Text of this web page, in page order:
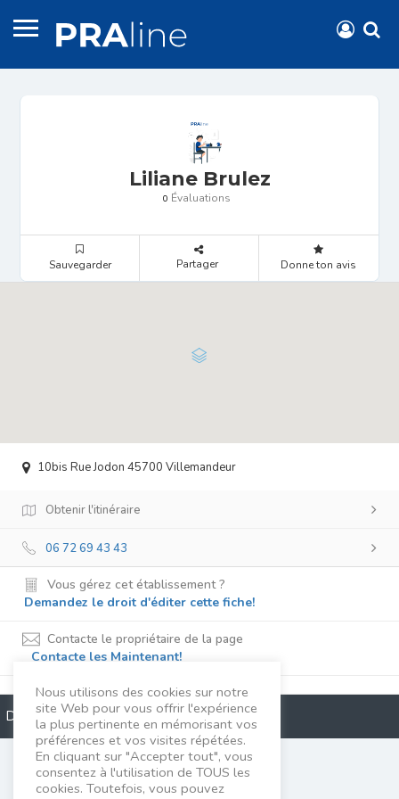
Liliane Brulez
0 Évaluations
Sauvegarder Partager Donne ton avis
10bis Rue Jodon 45700 Villemandeur
Obtenir l'itinéraire
06 72 69 43 43
Vous gérez cet établissement ?
Demandez le droit d'éditer cette fiche!
Contacte le propriétaire de la page
Contacte les Maintenant!
Description
Liliane Brulez
Nous utilisons des cookies sur notre
site Web pour vous offrir l'expérience
la plus pertinente en mémorisant vos
préférences et vos visites répétées.
En cliquant sur "Accepter tout", vous
consentez à l'utilisation de TOUS les
cookies. Toutefois, vous pouvez